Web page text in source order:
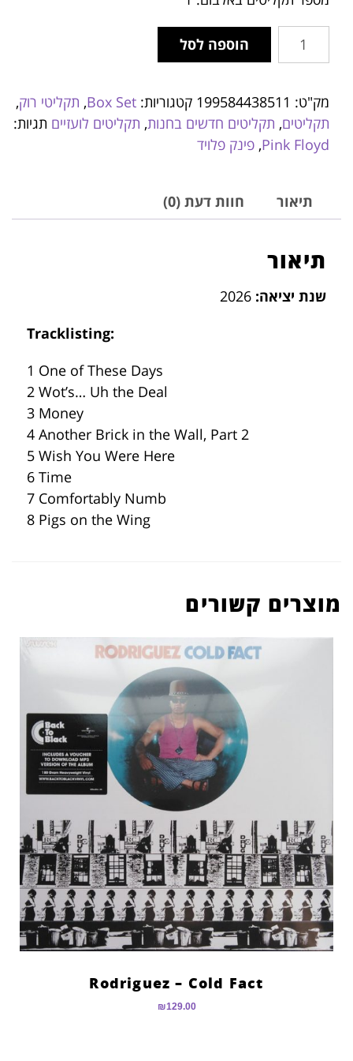
הוספה לסל
מק"ט: 199584438511 קטגוריות: Box Set
, תקליטי רוק,
תקליטים, תקליטים חדשים בחנות, תקליטים לועזיים תגיות:
Pink Floyd
, פינק פלויד
תיאור חוות דעת (0)
תיאור
שנת יציאה:
Tracklisting:
1 One of These Days
2 Wot’s… Uh the Deal
3 Money
4 Another Brick in the Wall, Part 2
5 Wish You Were Here
6 Time
7 Comfortably Numb
8 Pigs on the Wing
מוצרים קשורים
Rodriguez – Cold Fact
₪129.00